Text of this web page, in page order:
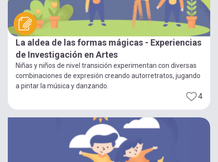
La aldea de las formas mágicas - Experiencias
de Investigación en Artes
Niñas y niños de nivel transición experimentan con diversas
combinaciones de expresión creando autorretratos, jugando
a pintar la música y danzando.
4